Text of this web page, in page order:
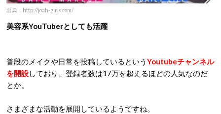
出典：http://joah-girls.com/
美容系YouTuberとしても活躍
普段のメイクや日常を投稿しているという Youtubeチャンネル
を開設しており、登録者数は17万を超えるほどの人気なのだ
とか。
さまざまな活動を展開しているようですね。